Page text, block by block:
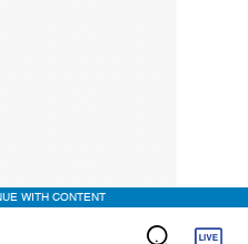
WITH CONTENT